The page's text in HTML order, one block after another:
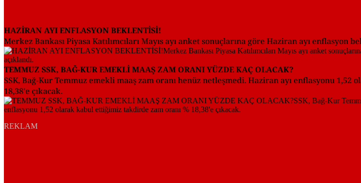
HAZİRAN AYI ENFLASYON BEKLENTİSİ!
Merkez Bankası Piyasa Katılımcıları Mayıs ayı anket sonuçlarına göre Haziran ayı enflasyon
TEMMUZ SSK, BAĞ-KUR EMEKLİ MAAŞ ZAM ORANI YÜZDE KAÇ OLACAK?
SSK, Bağ-Kur Temmuz emekli maaş zam oranı henüz netleşmedi. Haziran ayı enflasyonu
18,38'e çıkacak.
REKLAM